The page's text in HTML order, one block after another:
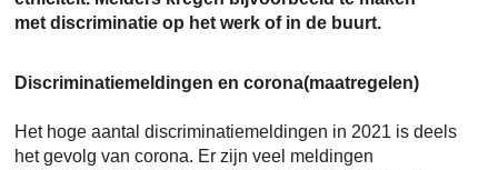
met discriminatie op het werk of in de buurt.
Discriminatiemeldingen en corona(maatregelen)
Het hoge aantal discriminatiemeldingen in 2021 is deels
het gevolg van corona. Er zijn veel meldingen